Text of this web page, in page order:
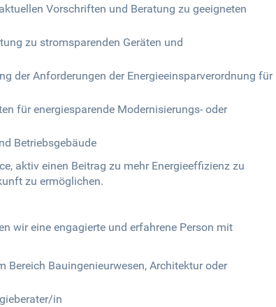
Vorschriften und Beratung zu geeigneten
zu stromsparenden Geräten und
der Anforderungen der Energieeinsparverordnung für
für energiesparende Modernisierungs- oder
Betriebsgebäude
aktiv einen Beitrag zu mehr Energieeffizienz zu
zu ermöglichen.
wir eine engagierte und erfahrene Person mit
Bauingenieurwesen, Architektur oder
in